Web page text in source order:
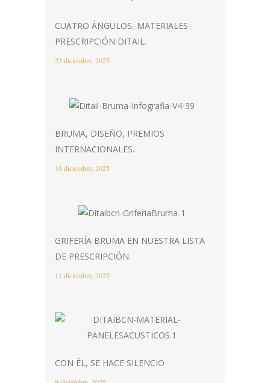
CUATRO ÁNGULOS, MATERIALES
PRESCRIPCIÓN DITAIL.
23 diciembre, 2025
BRUMA, DISEÑO, PREMIOS
INTERNACIONALES.
16 diciembre, 2025
GRIFERÍA BRUMA EN NUESTRA LISTA
DE PRESCRIPCIÓN.
11 diciembre, 2025
CON ÉL, SE HACE SILENCIO